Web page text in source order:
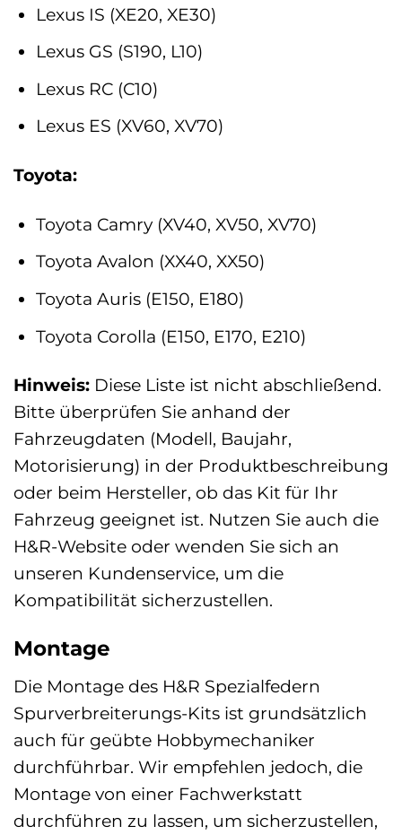
Lexus IS (XE20, XE30)
Lexus GS (S190, L10)
Lexus RC (C10)
Lexus ES (XV60, XV70)
Toyota:
Toyota Camry (XV40, XV50, XV70)
Toyota Avalon (XX40, XX50)
Toyota Auris (E150, E180)
Toyota Corolla (E150, E170, E210)
Hinweis: Diese Liste ist nicht abschließend.
Bitte überprüfen Sie anhand der
Fahrzeugdaten (Modell, Baujahr,
Motorisierung) in der Produktbeschreibung
oder beim Hersteller, ob das Kit für Ihr
Fahrzeug geeignet ist. Nutzen Sie auch die
H&R-Website oder wenden Sie sich an
unseren Kundenservice, um die
Kompatibilität sicherzustellen.
Montage
Die Montage des H&R Spezialfedern
Spurverbreiterungs-Kits ist grundsätzlich
auch für geübte Hobbymechaniker
durchführbar. Wir empfehlen jedoch, die
Montage von einer Fachwerkstatt
durchführen zu lassen, um sicherzustellen,